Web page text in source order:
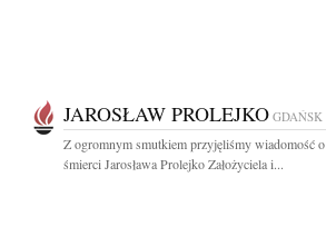
JAROSŁAW PROLEJKO GDAŃSK
Z ogromnym smutkiem przyjęliśmy wiadomość o
śmierci Jarosława Prolejko Założyciela i...